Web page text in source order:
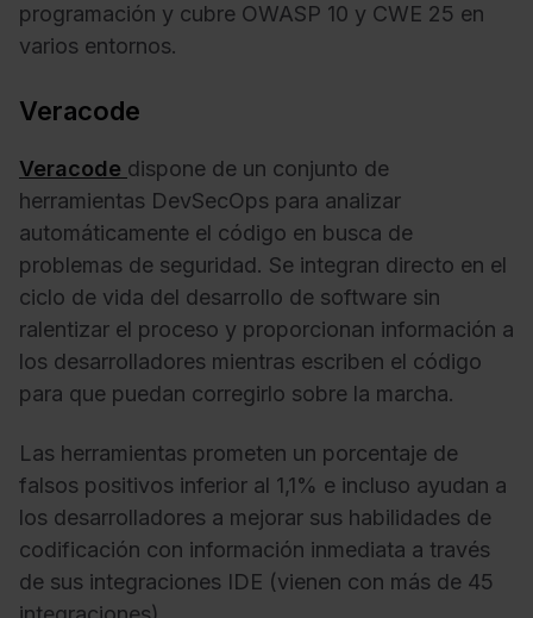
programación y cubre OWASP 10 y CWE 25 en
varios entornos.
Veracode
Veracode dispone de un conjunto de
herramientas DevSecOps para analizar
automáticamente el código en busca de
problemas de seguridad. Se integran directo en el
ciclo de vida del desarrollo de software sin
ralentizar el proceso y proporcionan información a
los desarrolladores mientras escriben el código
para que puedan corregirlo sobre la marcha.
Las herramientas prometen un porcentaje de
falsos positivos inferior al 1,1% e incluso ayudan a
los desarrolladores a mejorar sus habilidades de
codificación con información inmediata a través
de sus integraciones IDE (vienen con más de 45